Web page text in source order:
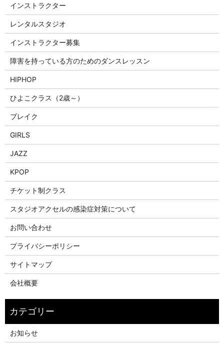
インストラクター
レンタルスタジオ
インストラクター募集
障害を持っている方のためのダンスレッスン
HIPHOP
ひよこクラス（2歳～）
ブレイク
GIRLS
JAZZ
KPOP
チケット制クラス
スタジオアクセルの感染症対策について
お問い合わせ
プライバシーポリシー
サイトマップ
会社概要
お知らせ